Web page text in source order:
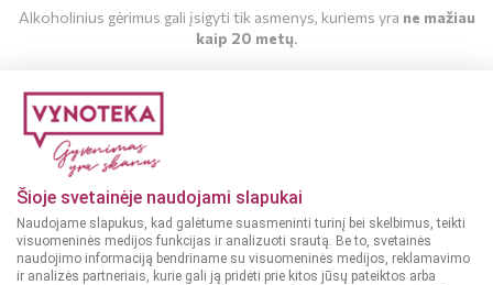
Šioje svetainėje naudojami slapukai
Naudojame slapukus, kad galėtume suasmeninti turinį bei skelbimus, teikti
visuomeninės medijos funkcijas ir analizuoti srautą. Be to, svetainės
naudojimo informaciją bendriname su visuomeninės medijos, reklamavimo
ir analizės partneriais, kurie gali ją pridėti prie kitos jūsų pateiktos arba
Alkoholinius gėrimus gali įsigyti tik asmenys, kuriems yra ne mažiau
kaip 20 metų.